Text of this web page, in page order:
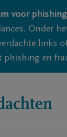
voor
Onder
links
phishing en